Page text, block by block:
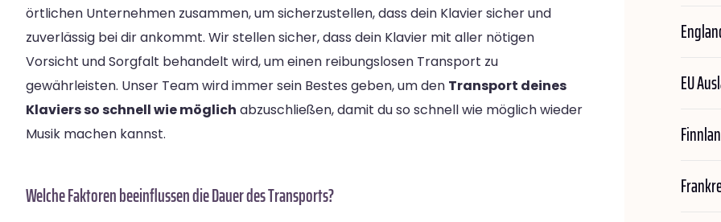
örtlichen Unternehmen zusammen, um sicherzustellen, dass dein Klavier sicher und
zuverlässig bei dir ankommt. Wir stellen sicher, dass dein Klavier mit aller nötigen
Vorsicht und Sorgfalt behandelt wird, um einen reibungslosen Transport zu
gewährleisten. Unser Team wird immer sein Bestes geben, um den Transport deines
Klaviers so schnell wie möglich abzuschließen, damit du so schnell wie möglich wieder
Musik machen kannst.
Welche Faktoren beeinflussen die Dauer des Transports?
EU